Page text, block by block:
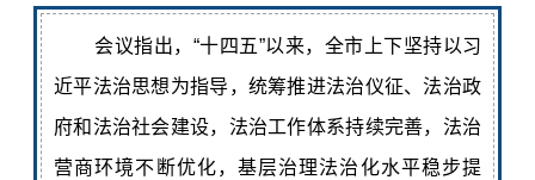
会议指出，“十四五”以来，全市上下坚持以习
近平法治思想为指导，统筹推进法治仪征、法治政
府和法治社会建设，法治工作体系持续完善，法治
营商环境不断优化，基层治理法治化水平稳步提